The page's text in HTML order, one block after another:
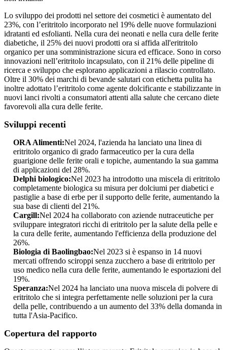
Lo sviluppo dei prodotti nel settore dei cosmetici è aumentato del
23%, con l’eritritolo incorporato nel 19% delle nuove formulazioni
idratanti ed esfolianti. Nella cura dei neonati e nella cura delle ferite
diabetiche, il 25% dei nuovi prodotti ora si affida all'eritritolo
organico per una somministrazione sicura ed efficace. Sono in corso
innovazioni nell’eritritolo incapsulato, con il 21% delle pipeline di
ricerca e sviluppo che esplorano applicazioni a rilascio controllato.
Oltre il 30% dei marchi di bevande salutari con etichetta pulita ha
inoltre adottato l’eritritolo come agente dolcificante e stabilizzante in
nuovi lanci rivolti a consumatori attenti alla salute che cercano diete
favorevoli alla cura delle ferite.
Sviluppi recenti
ORA Alimenti:Nel 2024, l'azienda ha lanciato una linea di
eritritolo organico di grado farmaceutico per la cura della
guarigione delle ferite orali e topiche, aumentando la sua gamma
di applicazioni del 28%.
Delphi biologico:Nel 2023 ha introdotto una miscela di eritritolo
completamente biologica su misura per dolciumi per diabetici e
pastiglie a base di erbe per il supporto delle ferite, aumentando la
sua base di clienti del 21%.
Cargill:Nel 2024 ha collaborato con aziende nutraceutiche per
sviluppare integratori ricchi di eritritolo per la salute della pelle e
la cura delle ferite, aumentando l'efficienza della produzione del
26%.
Biologia di Baolingbao:Nel 2023 si è espanso in 14 nuovi
mercati offrendo sciroppi senza zucchero a base di eritritolo per
uso medico nella cura delle ferite, aumentando le esportazioni del
19%.
Speranza:Nel 2024 ha lanciato una nuova miscela di polvere di
eritritolo che si integra perfettamente nelle soluzioni per la cura
della pelle, contribuendo a un aumento del 33% della domanda in
tutta l'Asia-Pacifico.
Copertura del rapporto